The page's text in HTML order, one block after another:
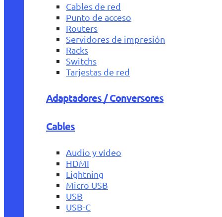
Cables de red
Punto de acceso
Routers
Servidores de impresión
Racks
Switchs
Tarjestas de red
Adaptadores / Conversores
Cables
Audio y vídeo
HDMI
Lightning
Micro USB
USB
USB-C